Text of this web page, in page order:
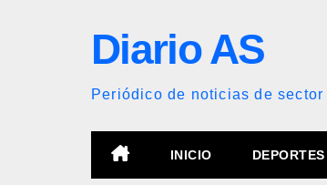
Diario AS
Periódico de noticias de
INICIO DEPORTES